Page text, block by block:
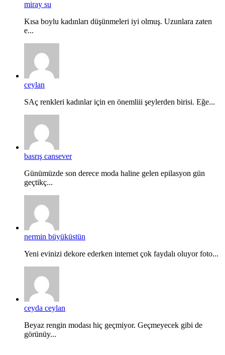
miray su
Kısa boylu kadınları düşünmeleri iyi olmuş. Uzunlara zaten
e...
ceylan
SAç renkleri kadınlar için en önemliii şeylerden birisi. Eğe...
basrış cansever
Günümüzde son derece moda haline gelen epilasyon gün
geçtikç...
nermin büyüküstün
Yeni evinizi dekore ederken internet çok faydalı oluyor foto...
ceyda ceylan
Beyaz rengin modası hiç geçmiyor. Geçmeyecek gibi de
görünüy...